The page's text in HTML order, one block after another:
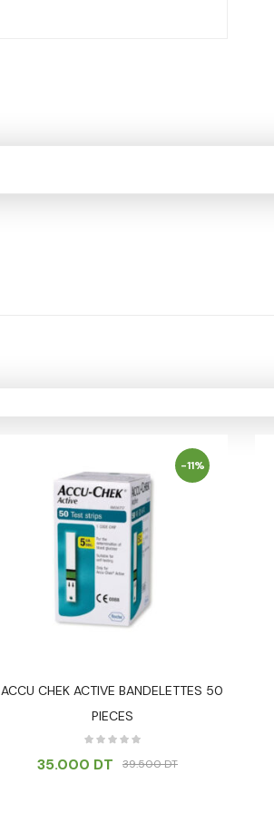
-11%
ACCU CHEK ACTIVE BANDELETTES 50
PIECES
39.500DT
35.000 DT